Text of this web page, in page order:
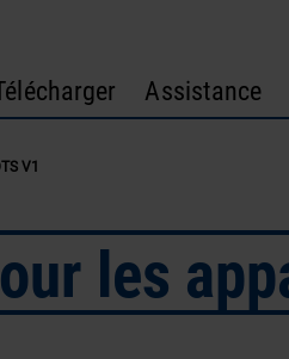
Assistance
V1
les